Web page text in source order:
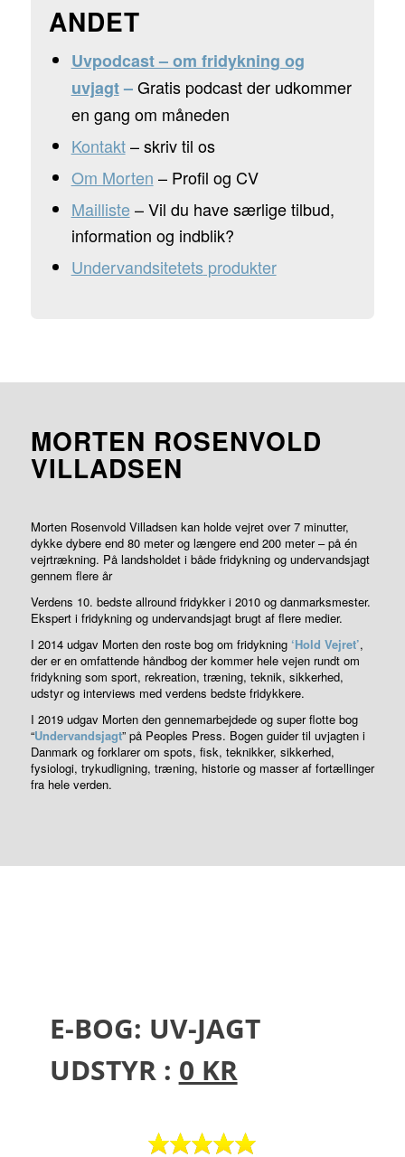
ANDET
Uvpodcast – om fridykning og
uvjagt–Gratis podcast der udkommer
en gang om måneden
Kontakt– skriv til os
Om Morten – Profil og CV
Mailliste– Vil du have særlige tilbud,
information og indblik?
Undervandsitetets produkter
MORTEN ROSENVOLD
VILLADSEN
Morten Rosenvold Villadsen kan holde vejret over 7 minutter,
dykke dybere end 80 meter og længere end 200 meter – på én
vejrtrækning. På landsholdet i både fridykning og undervandsjagt
gennem flere år
Verdens 10. bedste allround fridykker i 2010 og danmarksmester.
Ekspert i fridykning og undervandsjagt brugt af flere medier.
I 2014 udgav Morten den roste bog om fridykning ‘Hold Vejret’,
der er en omfattende håndbog der kommer hele vejen rundt om
fridykning som sport, rekreation, træning, teknik, sikkerhed,
udstyr og interviews med verdens bedste fridykkere.
I 2019 udgav Morten den gennemarbejdede og super flotte bog
“Undervandsjagt” på Peoples Press. Bogen guider til uvjagten i
Danmark og forklarer om spots, fisk, teknikker, sikkerhed,
fysiologi, trykudligning, træning, historie og masser af fortællinger
fra hele verden.
E-BOG: UV-JAGT
UDSTYR : 0 KR